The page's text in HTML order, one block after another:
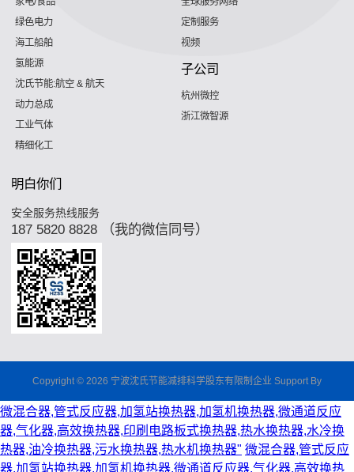
绿色电力
海工船舶
氢能源
沈氏节能:航空 & 航天
动力总成
工业气体
精细化工
定制服务
视频
子公司
杭州微控
浙江微智源
明白你们
安全服务热线服务
187 5820 8828 （我的微信同号）
Copyright © 2026 宁波沈氏节能减排科学股东有限制企业 Support By
微混合器,管式反应器,加氢站换热器,加氢机换热器,微通道反应
器,气化器,高效换热器,印刷电路板式换热器,热水换热器,水冷换
热器,油冷换热器,污水换热器,热水机换热器" 微混合器,管式反应
器,加氢站换热器,加氢机换热器,微通道反应器,气化器,高效换热